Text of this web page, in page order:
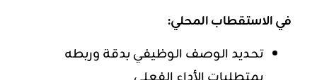
في الاستقطاب المحلي:
تحديد الوصف الوظيفي بدقة وربطه